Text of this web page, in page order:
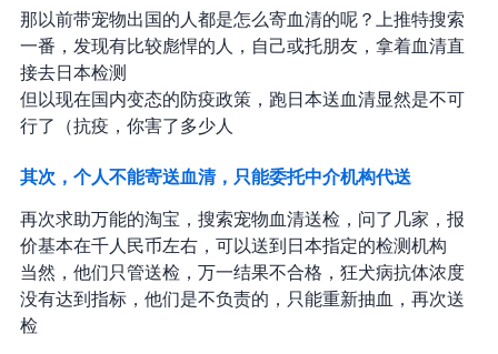
那以前带宠物出国的人都是怎么寄血清的呢？上推特搜索
一番，发现有比较彪悍的人，自己或托朋友，拿着血清直
接去日本检测…
但以现在国内变态的防疫政策，跑日本送血清显然是不可
行了（抗疫，你**害了多少人
其次，个人不能寄送血清，只能委托中介机构代送
再次求助万能的淘宝，搜索宠物血清送检，问了几家，报
价基本在 2-3 千人民币左右，可以送到日本指定的检测机构
当然，他们只管送检，万一结果不合格，狂犬病抗体浓度
没有达到指标，他们是不负责的，只能重新抽血，再次送
检